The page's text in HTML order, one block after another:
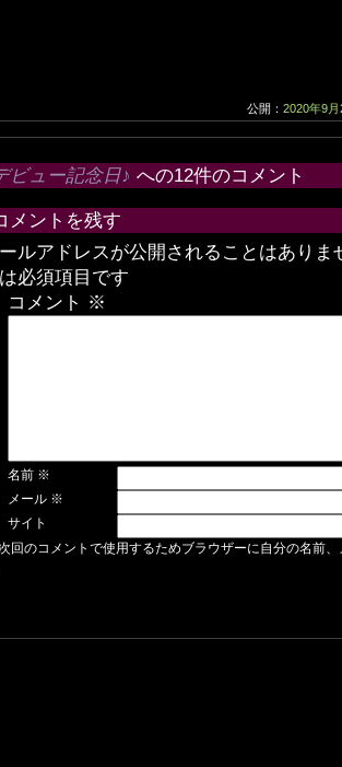
公開： 2020年9月
ビュー記念日♪ への12件のコメント
メントを残す
ルアドレスが公開されることはありま
必須項目です
コメント ※
名前 ※
メール ※
サイト
次回のコメントで使用するためブラウザーに自分の名前